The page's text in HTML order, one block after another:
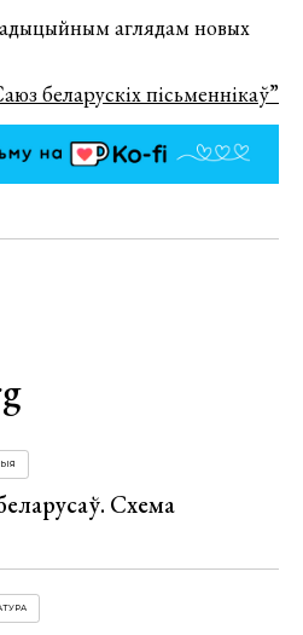
аглядам новых
беларускіх пісьменнікаў”
Схема